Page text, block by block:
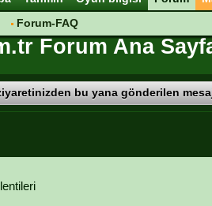
Forum-FAQ
Forum Ana
bu yana gönderilen